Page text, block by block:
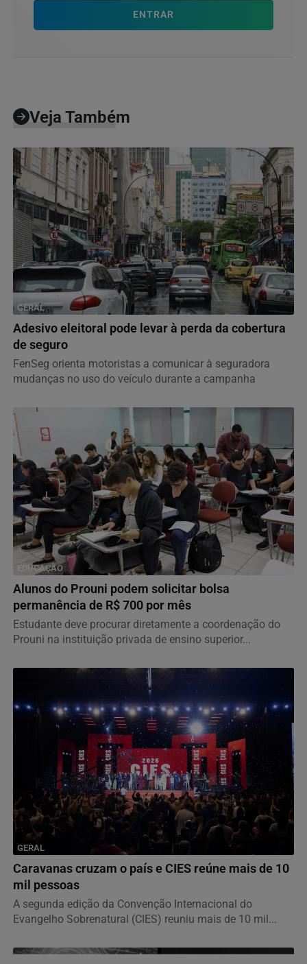
ENTRAR
Veja Também
GERAL
Adesivo eleitoral pode levar à perda da cobertura
de seguro
FenSeg orienta motoristas a comunicar à seguradora
mudanças no uso do veículo durante a campanha
EDUCAÇÃO
Alunos do Prouni podem solicitar bolsa
permanência de R$ 700 por mês
Estudante deve procurar diretamente a coordenação do
Prouni na instituição privada de ensino superior...
GERAL
Caravanas cruzam o país e CIES reúne mais de 10
mil pessoas
A segunda edição da Convenção Internacional do
Evangelho Sobrenatural (CIES) reuniu mais de 10 mil...